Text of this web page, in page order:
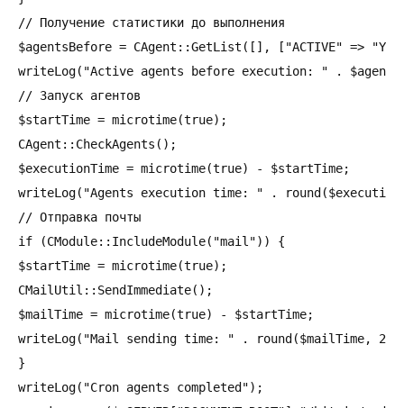
// Получение статистики до выполнения
$agentsBefore = CAgent::GetList([], ["ACTIVE" =>
writeLog("Active agents before execution: " .
// Запуск агентов
$startTime = microtime(true);
CAgent::CheckAgents();
$executionTime = microtime(true) - $startTime;
writeLog("Agents execution time: " .
// Отправка почты
if (CModule::IncludeModule("mail")) {
$startTime = microtime(true);
CMailUtil::SendImmediate();
$mailTime = microtime(true) - $startTime;
writeLog("Mail sending time: " . round($mailTime, 2)
}
writeLog("Cron agents completed");